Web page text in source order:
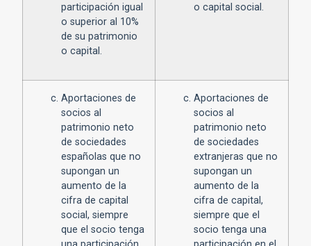
participación igual
o superior al 10%
de su patrimonio
o capital.
o capital social.
Aportaciones de
socios al
patrimonio neto
de sociedades
españolas que no
supongan un
aumento de la
cifra de capital
social, siempre
que el socio tenga
Aportaciones de
socios al
patrimonio neto
de sociedades
extranjeras que no
supongan un
aumento de la
cifra de capital,
siempre que el
socio tenga una